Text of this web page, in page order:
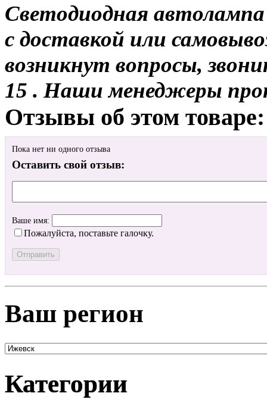
Светодиодная
с доставкой или
возникнут вопросы,
15 . Наши менеджеры
Отзывы об этом товаре:
Пока нет ни одного отзыва
Оставить свой отзыв:
Ваше имя:
Пожалуйста, поставьте галочку.
Ваш регион
Категории